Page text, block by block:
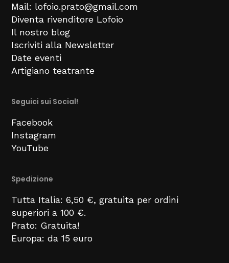
Mail: lofoio.prato@gmail.com
Diventa rivenditore Lofoio
Il nostro blog
Iscriviti alla Newsletter
Date eventi
Artigiano teatrante
Seguici sui Social!
Facebook
Instagram
YouTube
Spedizione
Tutta Italia: 6,50 €, gratuita per ordini
superiori a 100 €.
Prato: Gratuita!
Europa: da 15 euro